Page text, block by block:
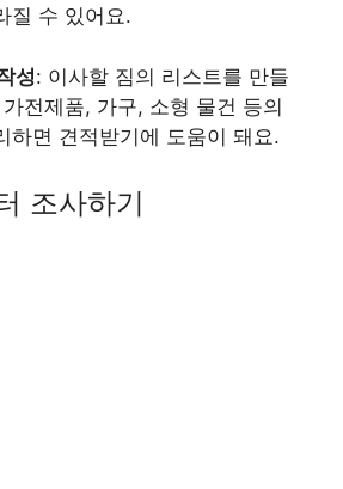
질 수 있어요.
성: 이사할 짐의 리스트를 만들
전제품, 가구, 소형 물건 등의
하면 견적받기에 도움이 돼요.
조사하기